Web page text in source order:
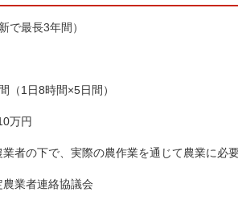
で最長3年間）
日8時間×5日間）
円
者の下で、実際の農作業を通じて農業に必
業者連絡協議会